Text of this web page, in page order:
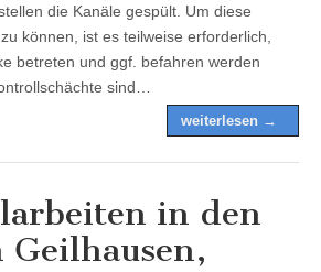
die Kanäle gespült. Um diese
können, ist es teilweise erforderlich,
betreten und ggf. befahren werden
sind…
weiterlesen →
in den
Geilhausen,